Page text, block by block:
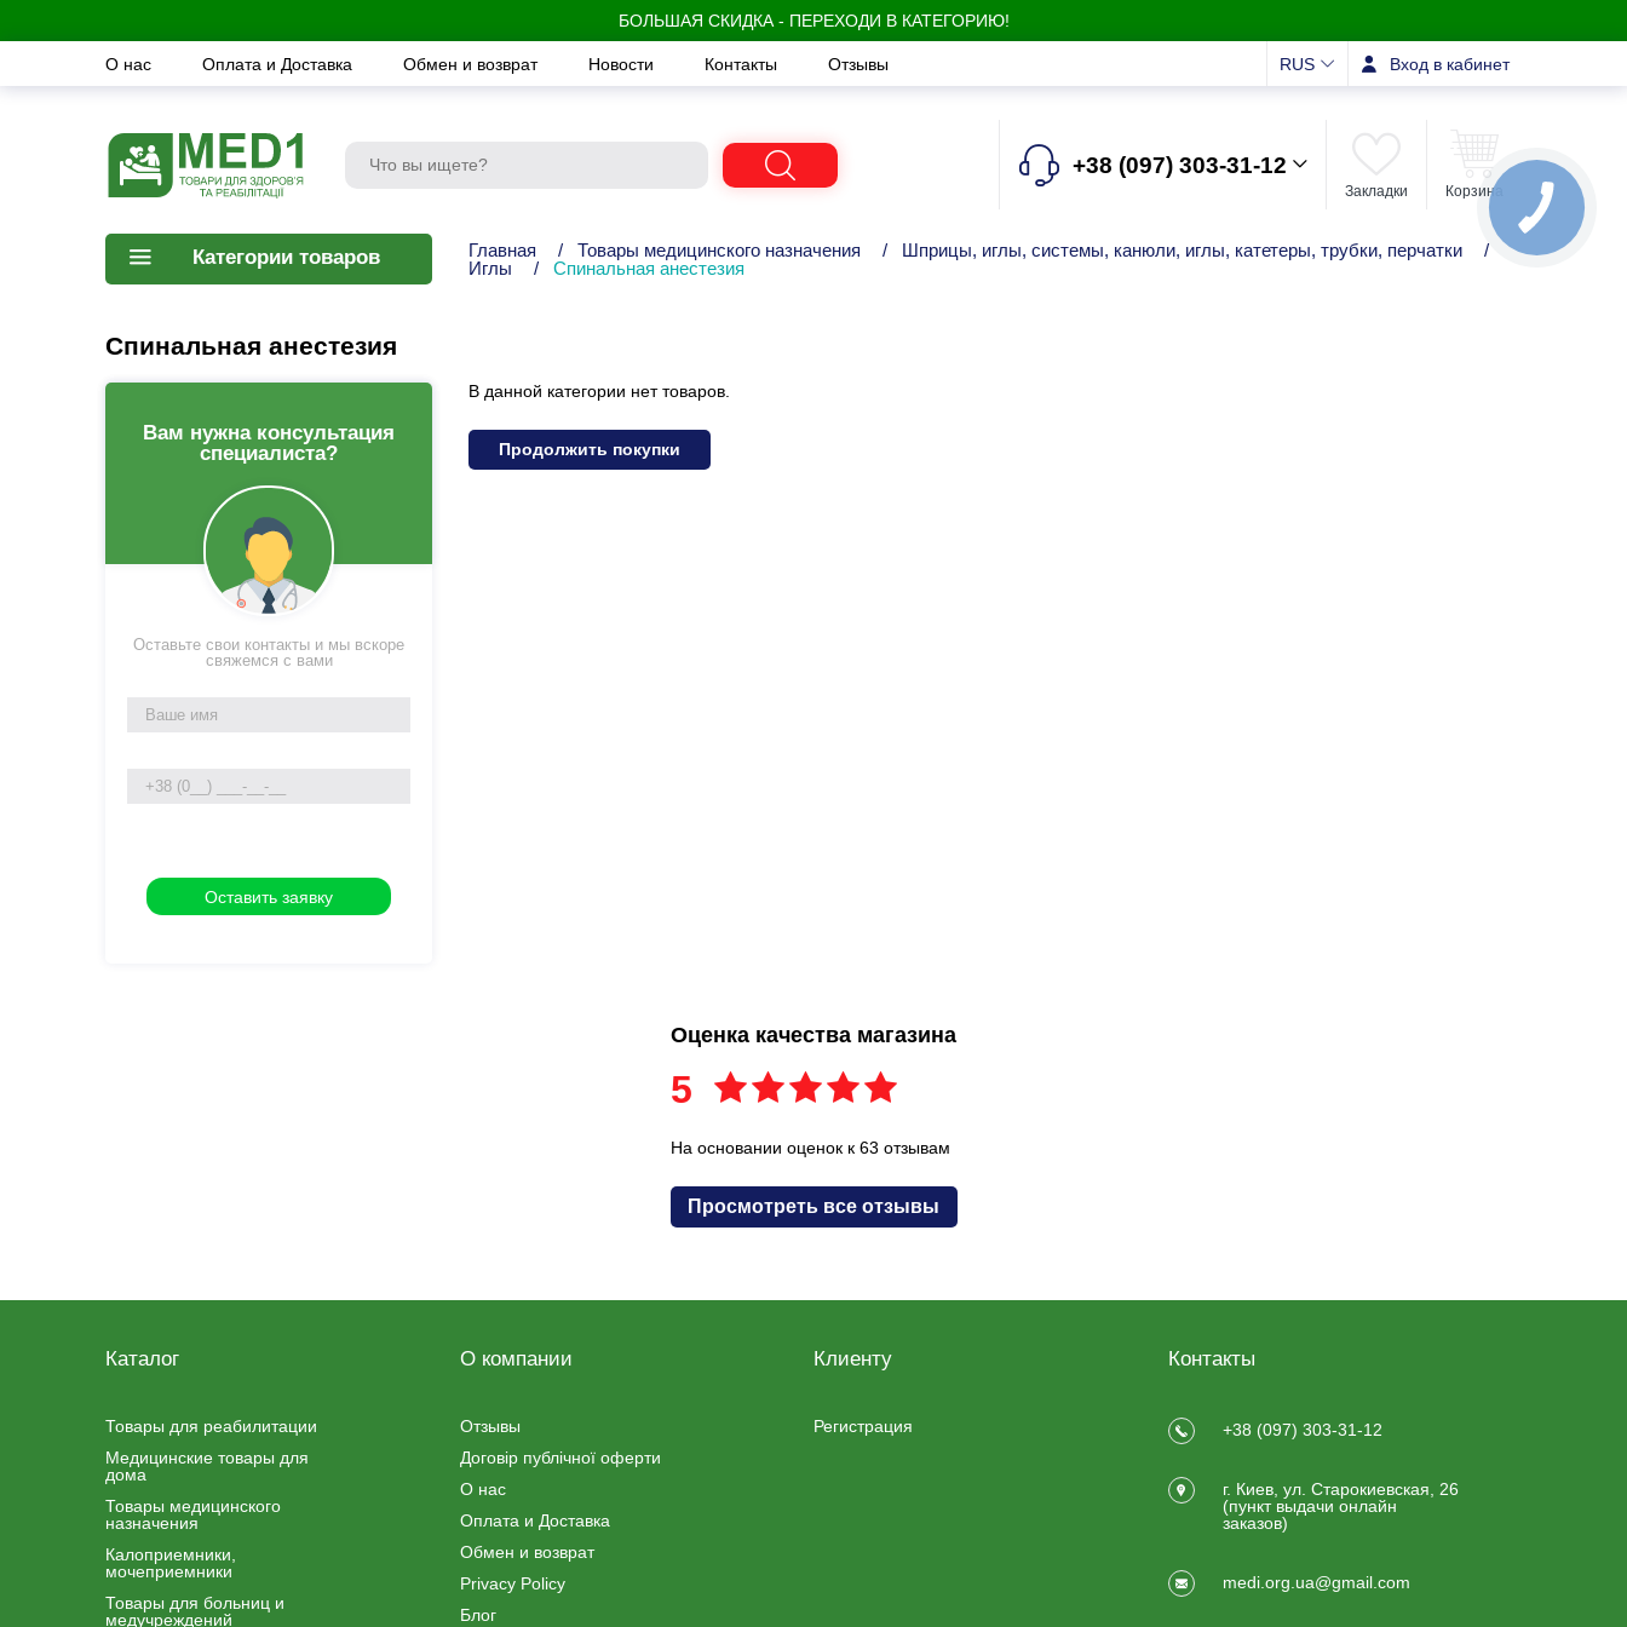
БОЛЬШАЯ СКИДКА - ПЕРЕХОДИ В КАТЕГОРИЮ!
О нас Оплата и Доставка Обмен и возврат Новости Контакты Отзывы RUS Вход в кабинет
+38 (097) 303-31-12
Закладки Корзина
Категории товаров Главная / Товары медицинского назначения / Шприцы, иглы, системы, канюли, иглы, катетеры, трубки, перчатки
/
Иглы
/ Спинальная анестезия
Спинальная анестезия
Вам нужна консультация
специалиста?
Оставьте свои контакты и мы вскоре
свяжемся с вами
В данной категории нет товаров.
Продолжить покупки
Оценка качества магазина
5
На основании оценок к 63 отзывам
Просмотреть все отзывы
Каталог
Товары для реабилитации
Медицинские товары для
дома
Товары медицинского
назначения
Калоприемники,
мочеприемники
Товары для больниц и
медучреждений
О компании
Отзывы
Договір публічної оферти
О нас
Оплата и Доставка
Обмен и возврат
Privacy Policy
Блог
Клиенту
Регистрация
Контакты
+38 (097) 303-31-12
г. Киев, ул. Старокиевская, 26
(пункт выдачи онлайн
заказов)
medi.org.ua@gmail.com